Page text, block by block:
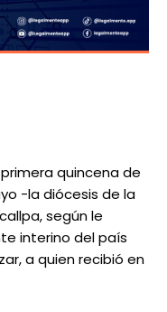
primera quincena de
-la diócesis de la
según le
interino del país
a quien recibió en